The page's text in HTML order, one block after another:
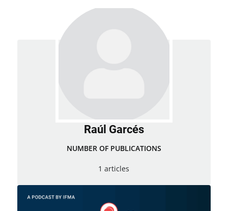
Raúl Garcés
NUMBER OF PUBLICATIONS
1 articles